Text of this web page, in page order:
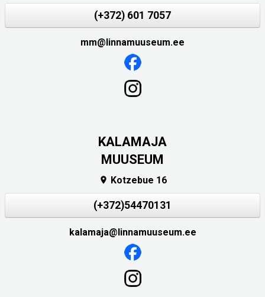
(+372) 601 7057
mm@linnamuuseum.ee
KALAMAJA
MUUSEUM
 Kotzebue 16
(+372)54470131
kalamaja@linnamuuseum.ee